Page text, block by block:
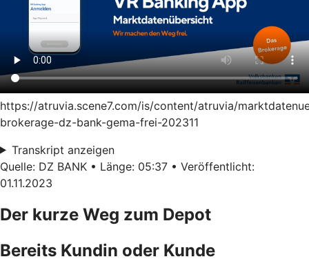
https://atruvia.scene7.com/is/content/atruvia/
brokerage-dz-bank-gema-frei-202311
Transkript anzeigen
Quelle: DZ BANK • Länge: 05:37 • Veröffentlicht:
01.11.2023
Der kurze Weg zum Depot
Bereits Kundin oder Kunde